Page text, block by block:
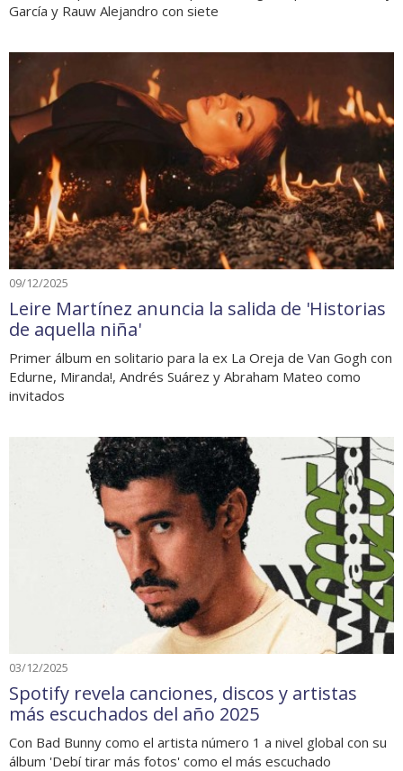
García y Rauw Alejandro con siete
09/12/2025
Leire Martínez anuncia la salida de 'Historias
de aquella niña'
Primer álbum en solitario para la ex La Oreja de Van Gogh con
Edurne, Miranda!, Andrés Suárez y Abraham Mateo como
invitados
03/12/2025
Spotify revela canciones, discos y artistas
más escuchados del año 2025
Con Bad Bunny como el artista número 1 a nivel global con su
álbum 'Debí tirar más fotos' como el más escuchado